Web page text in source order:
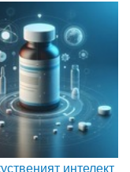
интелект